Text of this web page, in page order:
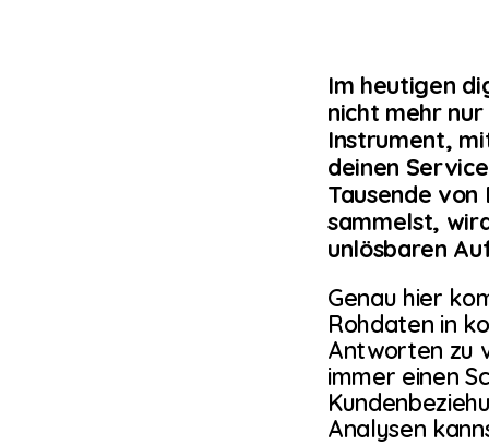
Im heutigen
nicht mehr
Instrument,
deinen
Tausende
sammelst,
unlösbaren
Genau hier
Rohdaten in
Antworten zu
immer einen
Analysen